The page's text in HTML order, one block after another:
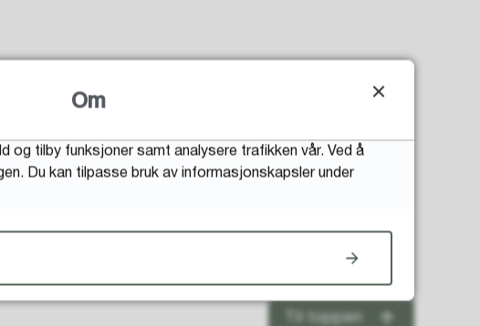
Om
og tilby funksjoner samt analysere trafikken vår. Ved å
Du kan tilpasse bruk av informasjonskapsler under